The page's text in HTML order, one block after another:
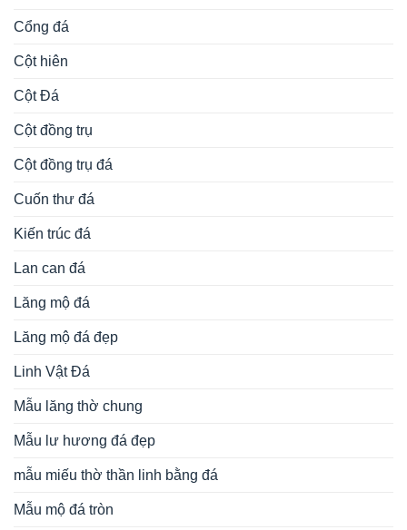
Cổng đá
Cột hiên
Cột Đá
Cột đồng trụ
Cột đồng trụ đá
Cuốn thư đá
Kiến trúc đá
Lan can đá
Lăng mộ đá
Lăng mộ đá đẹp
Linh Vật Đá
Mẫu lăng thờ chung
Mẫu lư hương đá đẹp
mẫu miếu thờ thần linh bằng đá
Mẫu mộ đá tròn